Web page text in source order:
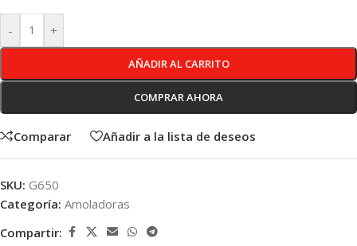
- +
AÑADIR AL CARRITO
COMPRAR AHORA
Comparar Añadir a la lista de deseos
SKU: G650
Categoría: Amoladoras
Compartir: